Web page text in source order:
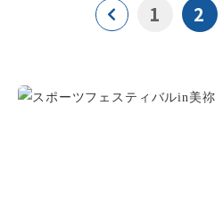
1 2